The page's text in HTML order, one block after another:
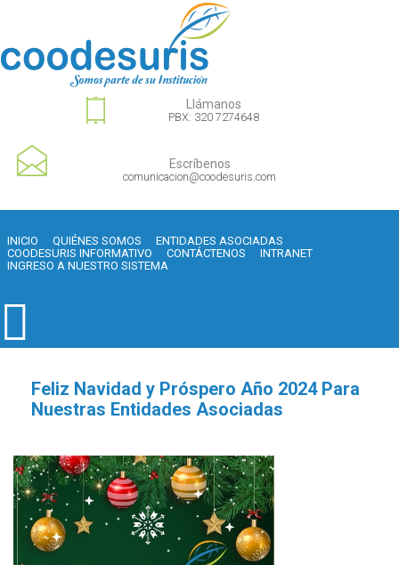
Llámanos
PBX: 320 7274648
Escríbenos
comunicacion@coodesuris.com
INICIO QUIÉNES SOMOS
ENTIDADES ASOCIADAS
COODESURIS INFORMATIVO
CONTÁCTENOS
INTRANET
INGRESO A NUESTRO SISTEMA
Feliz Navidad y Próspero Año 2024 Para
Nuestras Entidades Asociadas